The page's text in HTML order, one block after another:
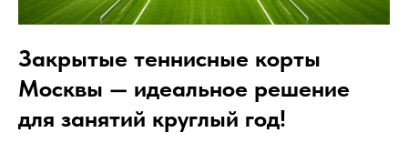
Закрытые теннисные корты
Москвы — идеальное решение
для занятий круглый год!